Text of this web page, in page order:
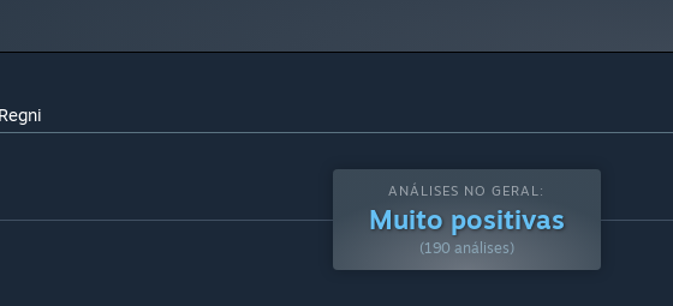
ANÁLISES NO GERAL:
Muito positivas
(190 análises)